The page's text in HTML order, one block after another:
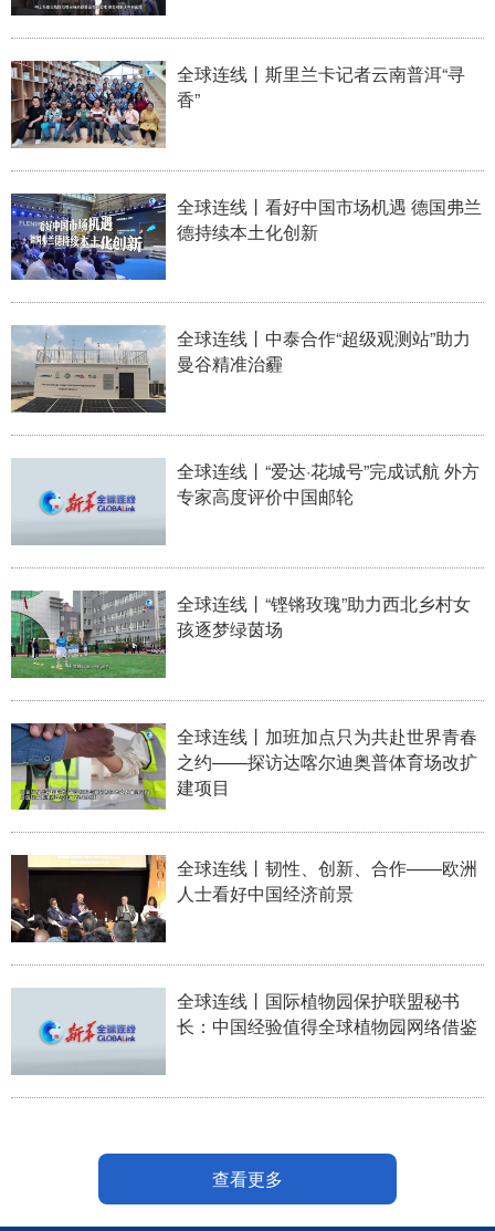
全球连线丨斯里兰卡记者云南普洱“寻
香”
全球连线丨看好中国市场机遇 德国弗兰
德持续本土化创新
全球连线丨中泰合作“超级观测站”助力
曼谷精准治霾
全球连线丨“爱达·花城号”完成试航 外方
专家高度评价中国邮轮
全球连线丨“铿锵玫瑰”助力西北乡村女
孩逐梦绿茵场
全球连线丨加班加点只为共赴世界青春
之约——探访达喀尔迪奥普体育场改扩
建项目
全球连线丨韧性、创新、合作——欧洲
人士看好中国经济前景
全球连线丨国际植物园保护联盟秘书
长：中国经验值得全球植物园网络借鉴
查看更多